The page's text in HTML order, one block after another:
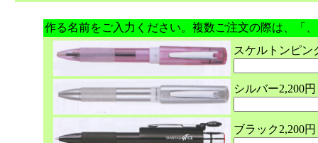
作る名前をご入力ください。複数ご注文の際は、「
スケルトンピン
シルバー2,200
ブラック2,200